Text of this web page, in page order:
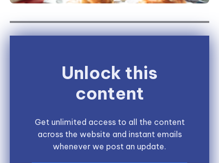
Unlock this
content
Get unlimited access to all the content
across the website and instant emails
whenever we post an update.